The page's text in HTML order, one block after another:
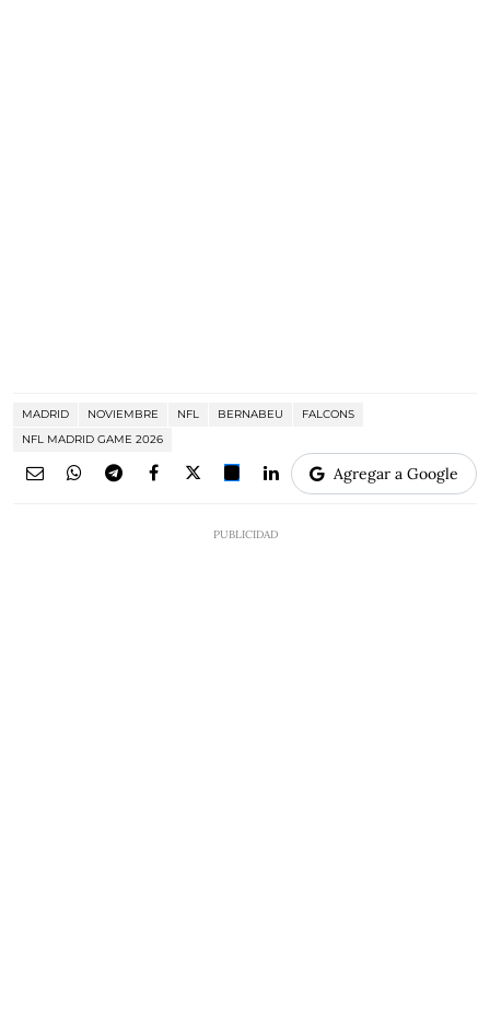
MADRID NOVIEMBRE NFL BERNABEU
FALCONS
NFL MADRID GAME 2026
Agregar a Google